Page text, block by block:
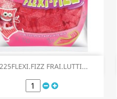
FRAI.LUTTI...
Aperçu rapide